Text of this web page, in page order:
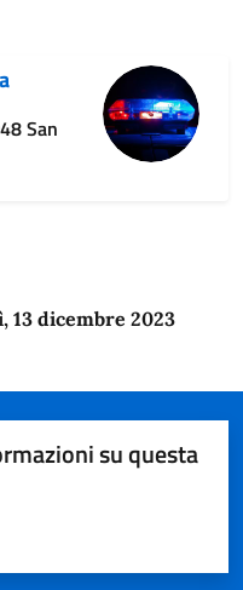
San
13 dicembre 2023
su questa
5